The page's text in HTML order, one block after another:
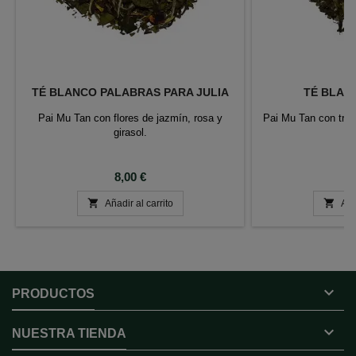
TÉ BLANCO PALABRAS PARA JULIA
Pai Mu Tan con flores de jazmín, rosa y
girasol.
Precio
8,00 €
 Añadir al carrito
TÉ
Pai Mu Tan con

PRODUCTOS 
NUESTRA TIENDA 